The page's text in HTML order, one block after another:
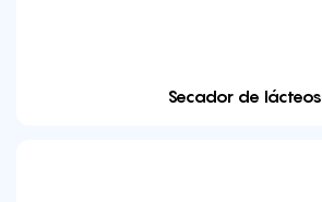
Secador de lácteos